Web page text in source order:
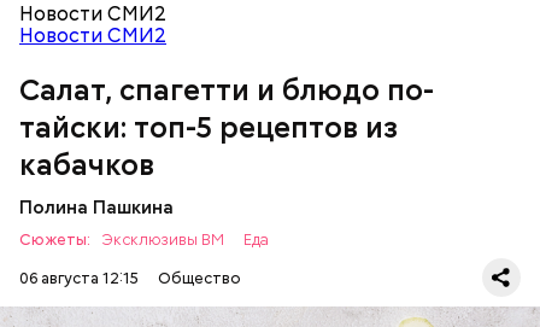
Новости СМИ2
Новости СМИ2
Салат, спагетти и блюдо по-
тайски: топ-5 рецептов из
кабачков
Полина Пашкина
Сюжеты: Эксклюзивы ВМ
Еда
06 августа 12:15
Общество
Однако диетолог предупредила: не для всех дыня
может быть полезна. В первую очередь ее стоит
есть с осторожностью людям: